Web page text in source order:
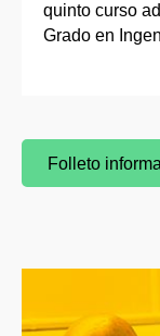
quinto curso
Grado en
(Abre una
Folleto